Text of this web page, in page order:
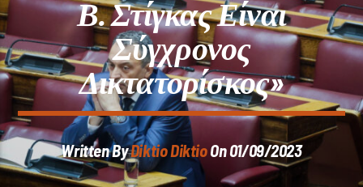
Current Track
Title
Artist
Β. Στίγκας Είναι
Σύγχρονος
Δικτατορίσκος»
Written ByDiktio DiktioOn 01/09/2023